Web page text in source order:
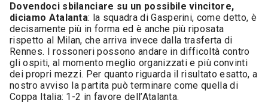
Dovendoci sbilanciare su un possibile vincitore,
diciamo Atalanta: la squadra di Gasperini, come detto, è
decisamente più in forma ed è anche più riposata
rispetto al Milan, che arriva invece dalla trasferta di
Rennes. I rossoneri possono andare in difficoltà contro
gli ospiti, al momento meglio organizzati e più convinti
dei propri mezzi. Per quanto riguarda il risultato esatto, a
nostro avviso la partita può terminare come quella di
Coppa Italia: 1-2 in favore dell’Atalanta.